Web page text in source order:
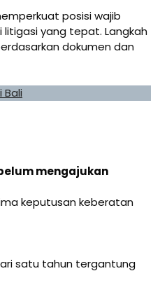
posisi wajib
yang tepat. Langkah
dokumen dan
Bali
mengajukan
keputusan keberatan
satu tahun tergantung